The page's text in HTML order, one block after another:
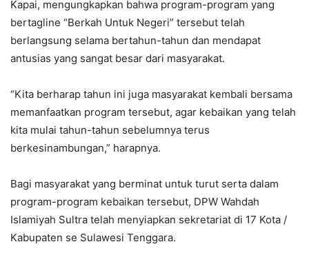
Kapai, mengungkapkan bahwa program-program yang
bertagline “Berkah Untuk Negeri” tersebut telah
berlangsung selama bertahun-tahun dan mendapat
antusias yang sangat besar dari masyarakat.
“Kita berharap tahun ini juga masyarakat kembali bersama
memanfaatkan program tersebut, agar kebaikan yang telah
kita mulai tahun-tahun sebelumnya terus
berkesinambungan,” harapnya.
Bagi masyarakat yang berminat untuk turut serta dalam
program-program kebaikan tersebut, DPW Wahdah
Islamiyah Sultra telah menyiapkan sekretariat di 17 Kota /
Kabupaten se Sulawesi Tenggara.